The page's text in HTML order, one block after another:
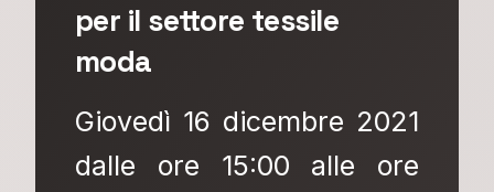
per il settore tessile
moda
Giovedì 16 dicembre 2021
dalle ore 15:00 alle ore